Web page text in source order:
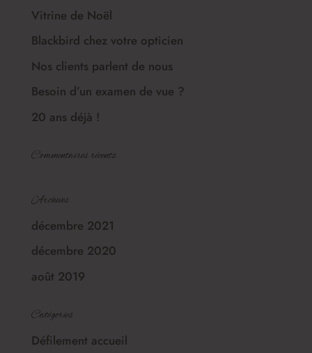
Vitrine de Noël
Blackbird chez votre opticien
Nos clients parlent de nous
Besoin d’un examen de vue ?
20 ans déjà !
Commentaires récents
Archives
décembre 2021
décembre 2020
août 2019
Catégories
Défilement accueil